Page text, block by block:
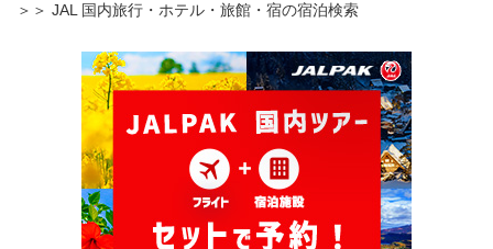
＞＞ JAL 国内旅行・ホテル・旅館・宿の宿泊検索